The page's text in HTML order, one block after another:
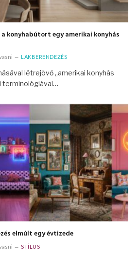
konyhabútort egy amerikai konyhás
LAKBERENDEZÉS
létrejövő „amerikai konyhás
terminológiával…
elmúlt egy évtizede
STÍLUS